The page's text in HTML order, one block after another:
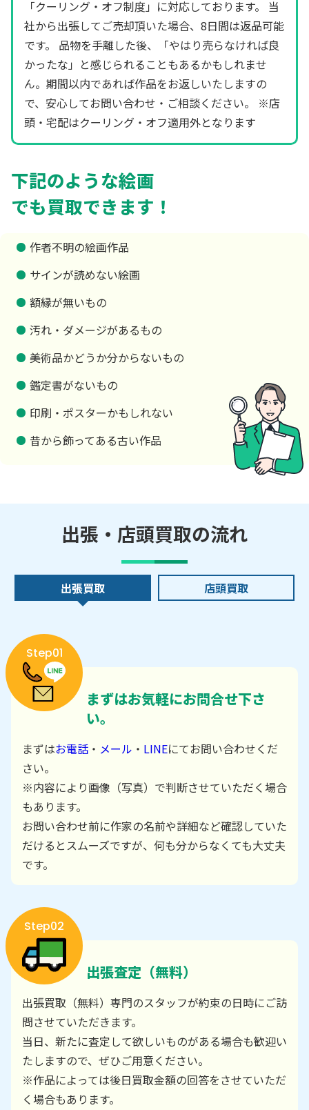
「クーリング・オフ制度」に対応しております。 当
社から出張してご売却頂いた場合、8日間は返品可能
です。 品物を手離した後、「やはり売らなければ良
かったな」と感じられることもあるかもしれませ
ん。期間以内であれば作品をお返しいたしますの
で、安心してお問い合わせ・ご相談ください。 ※店
頭・宅配はクーリング・オフ適用外となります
下記のような絵画
でも買取できます！
作者不明の絵画作品
サインが読めない絵画
額縁が無いもの
汚れ・ダメージがあるもの
美術品かどうか分からないもの
鑑定書がないもの
印刷・ポスターかもしれない
昔から飾ってある古い作品
出張・店頭買取の流れ
出張買取 店頭買取
Step01
まずはお気軽にお問合せ下さ
い。
まずはお電話 ・ メール ・ LINEにてお問い合わせくだ
さい。
※内容により画像（写真）で判断させていただく場合
もあります。
お問い合わせ前に作家の名前や詳細など確認していた
だけるとスムーズですが、何も分からなくても大丈夫
です。
Step02
出張査定（無料）
出張買取（無料）専門のスタッフが約束の日時にご訪
問させていただきます。
当日、新たに査定して欲しいものがある場合も歓迎い
たしますので、ぜひご用意ください。
※作品によっては後日買取金額の回答をさせていただ
く場合もあります。